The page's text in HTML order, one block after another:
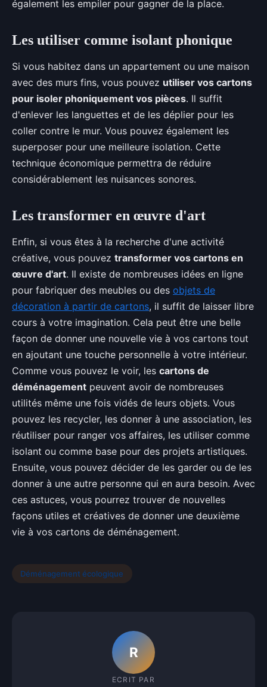
également les empiler pour gagner de la place.
Les utiliser comme isolant phonique
Si vous habitez dans un appartement ou une maison
avec des murs fins, vous pouvez utiliser vos cartons
pour isoler phoniquement vos pièces. Il suffit
d'enlever les languettes et de les déplier pour les
coller contre le mur. Vous pouvez également les
superposer pour une meilleure isolation. Cette
technique économique permettra de réduire
considérablement les nuisances sonores.
Les transformer en œuvre d'art
Enfin, si vous êtes à la recherche d'une activité
créative, vous pouvez transformer vos cartons en
œuvre d'art. Il existe de nombreuses idées en ligne
pour fabriquer des meubles ou des objets de
décoration à partir de cartons, il suffit de laisser libre
cours à votre imagination. Cela peut être une belle
façon de donner une nouvelle vie à vos cartons tout
en ajoutant une touche personnelle à votre intérieur.
Comme vous pouvez le voir, les cartons de
déménagement peuvent avoir de nombreuses
utilités même une fois vidés de leurs objets. Vous
pouvez les recycler, les donner à une association, les
réutiliser pour ranger vos affaires, les utiliser comme
isolant ou comme base pour des projets artistiques.
Ensuite, vous pouvez décider de les garder ou de les
donner à une autre personne qui en aura besoin. Avec
ces astuces, vous pourrez trouver de nouvelles
façons utiles et créatives de donner une deuxième
vie à vos cartons de déménagement.
Déménagement écologique
R
ECRIT PAR